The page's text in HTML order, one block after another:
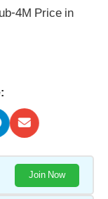
4M Price in
Join Now